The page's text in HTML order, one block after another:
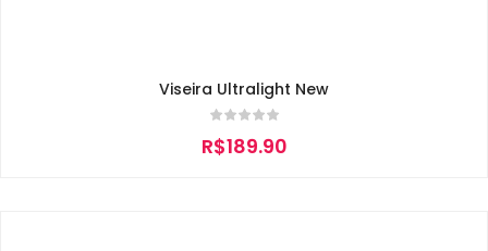
Viseira Ultralight New
R$189.90